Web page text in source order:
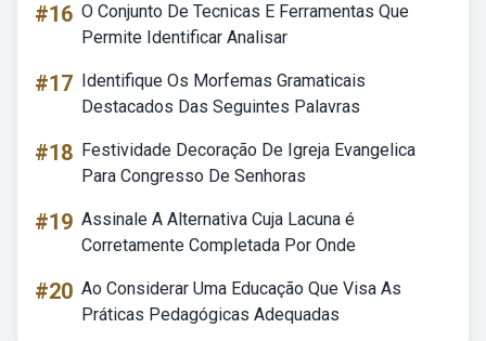
#16 O Conjunto De Tecnicas E Ferramentas Que
Permite Identificar Analisar
#17 Identifique Os Morfemas Gramaticais
Destacados Das Seguintes Palavras
#18 Festividade Decoração De Igreja Evangelica
Para Congresso De Senhoras
#19 Assinale A Alternativa Cuja Lacuna é
Corretamente Completada Por Onde
#20 Ao Considerar Uma Educação Que Visa As
Práticas Pedagógicas Adequadas